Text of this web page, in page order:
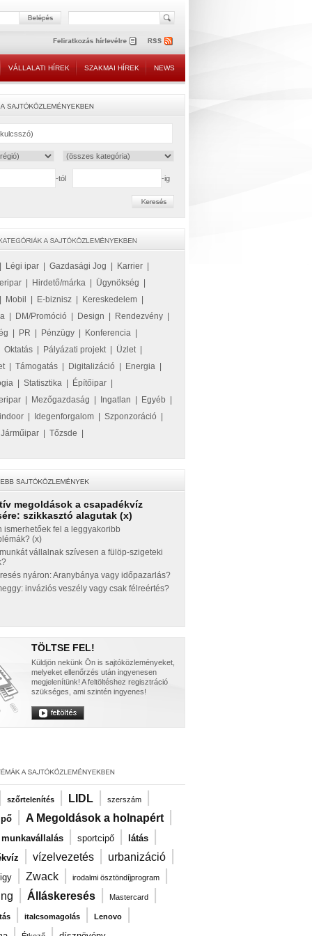
VÁLLALATI HÍREK SZAKMAI HÍREK NEWS
-tól -ig
Légi ipar Gazdasági Jog Karrier
Hirdető/márka Ügynökség
Mobil E-biznisz Kereskedelem
DM/Promóció Design Rendezvény
PR Pénzügy Konferencia
Oktatás Pályázati projekt| Üzlet|
| Támogatás Digitalizáció Energia
Statisztika Építőipar
Mezőgazdaság Ingatlan Egyéb
Idegenforgalom Szponzoráció
Járműipar Tőzsde
megoldások a csapadékvíz
szikkasztó alagutak (x)
ismerhetőek fel a leggyakoribb
(x)
vállalnak szívesen a fülöp-szigeteki
nyáron: Aranybánya vagy időpazarlás?
inváziós veszély vagy csak félreértés?
TÖLTSE FEL!
Küldjön nekünk Ön is sajtóközleményeket,
melyeket ellenőrzés után ingyenesen
megjelenítünk! A feltöltéshez regisztráció
szükséges, ami szintén ingyenes!
| szőrtelenítés | LIDL | szerszám |
| A Megoldások a holnapért |
| sportcipő | látás |
| vízelvezetés | urbanizáció |
| Zwack | irodalmi ösztöndíjprogram |
| Álláskeresés | Mastercard |
| italcsomagolás | Lenovo |